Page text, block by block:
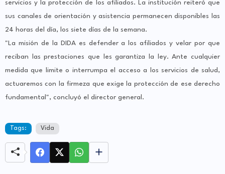
servicios y la protección de los afiliados. La institución reiteró que
sus canales de orientación y asistencia permanecen disponibles las
24 horas del día, los siete días de la semana.
"La misión de la DIDA es defender a los afiliados y velar por que
reciban las prestaciones que les garantiza la ley. Ante cualquier
medida que limite o interrumpa el acceso a los servicios de salud,
actuaremos con la firmeza que exige la protección de ese derecho
fundamental", concluyó el director general.
Tags: Vida